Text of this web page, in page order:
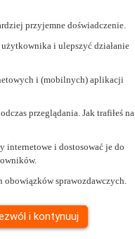
przyjemne doświadczenie.
i ulepszyć działanie
i (mobilnych) aplikacji
przeglądania. Jak trafiłeś na
internetowe i dostosować je do
obowiązków sprawozdawczych.
i kontynuuj